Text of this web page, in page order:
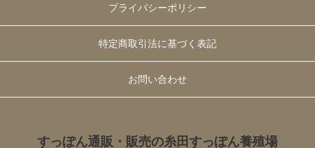
プライバシーポリシー
特定商取引法に基づく表記
お問い合わせ
すっぽん通販・販売の糸田すっぽん養殖場